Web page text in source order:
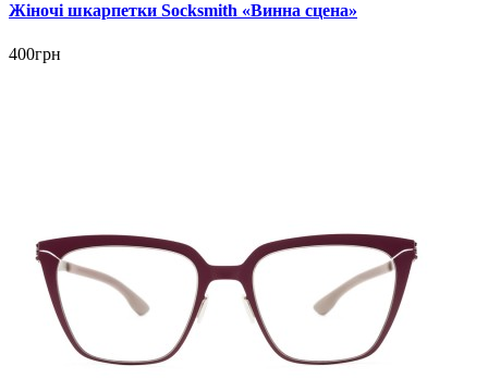
Жіночі шкарпетки Socksmith «Винна сцена»
400грн